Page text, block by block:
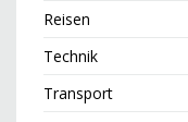
Reisen
Technik
Transport